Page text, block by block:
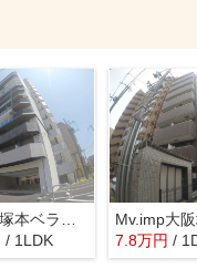
/ 1LDK
Mv.imp大
7.8万円 /